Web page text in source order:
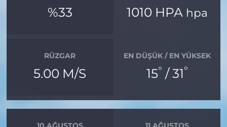
%33 1010 HPA hpa
RÜZGAR
5.00 M/S
EN DÜŞÜK / EN YÜKSEK
15° / 31°